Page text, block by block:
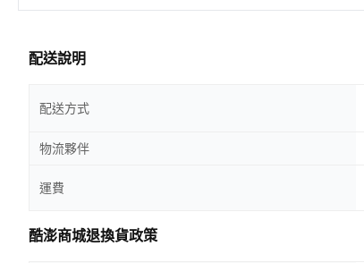
配送說明
配送方式
物流夥伴
運費
酷澎商城退換貨政策